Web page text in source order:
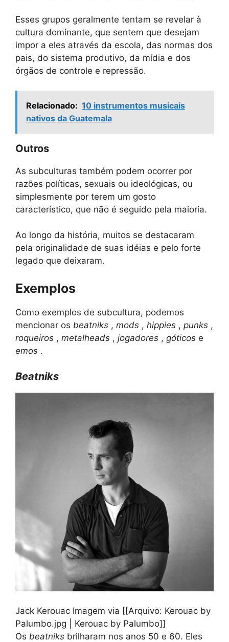
Esses grupos geralmente tentam se revelar à
cultura dominante, que sentem que desejam
impor a eles através da escola, das normas dos
pais, do sistema produtivo, da mídia e dos
órgãos de controle e repressão.
Relacionado: 10 instrumentos musicais
nativos da Guatemala
Outros
As subculturas também podem ocorrer por
razões políticas, sexuais ou ideológicas, ou
simplesmente por terem um gosto
característico, que não é seguido pela maioria.
Ao longo da história, muitos se destacaram
pela originalidade de suas idéias e pelo forte
legado que deixaram.
Exemplos
Como exemplos de subcultura, podemos
mencionar os beatniks , mods , hippies , punks ,
roqueiros , metalheads , jogadores , góticos e
emos .
Beatniks
Jack Kerouac Imagem via [[Arquivo: Kerouac by
Palumbo.jpg | Kerouac by Palumbo]]
Os beatniks brilharam nos anos 50 e 60. Eles